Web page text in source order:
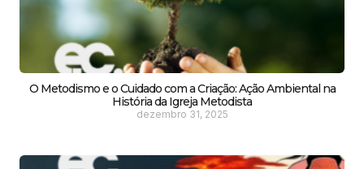
O Metodismo e o Cuidado com a Criação: Ação Ambiental na
História da Igreja Metodista
dezembro 31, 2025